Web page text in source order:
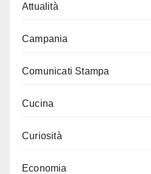
Attualità
Campania
Comunicati Stampa
Cucina
Curiosità
Economia